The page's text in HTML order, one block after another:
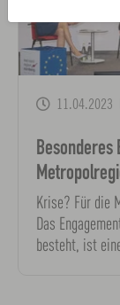
11.04.2023
Besonderes
Krise? Für die
Das
besteht, ist